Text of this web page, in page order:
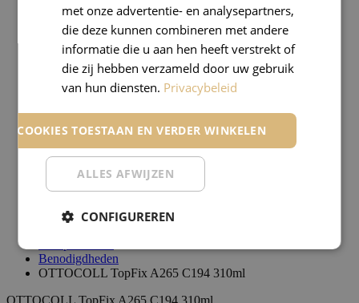
Verf
Verfmateriaal
Benodigdheden
Jotun
Caparol
Blog
Advies nodig?
Cadeaubon
Aanmelden
Ons contacteren
Benodigdheden
OTTOCOLL TopFix A265 C194 310ml
met onze advertentie- en analysepartners,
die deze kunnen combineren met andere
informatie die u aan hen heeft verstrekt of
die zij hebben verzameld door uw gebruik
van hun diensten. Privacybeleid
COOKIES TOESTAAN EN VERDER WINKELEN
ALLES AFWIJZEN
CONFIGUREREN